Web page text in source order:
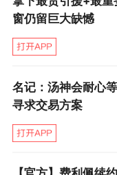
务。”
5月11日当天
斯马尔还将待在
伤，拉斯马尔也
务是跟进内马尔
窗仍留巨大缺憾
名记：汤神会耐心
寻求交易方案